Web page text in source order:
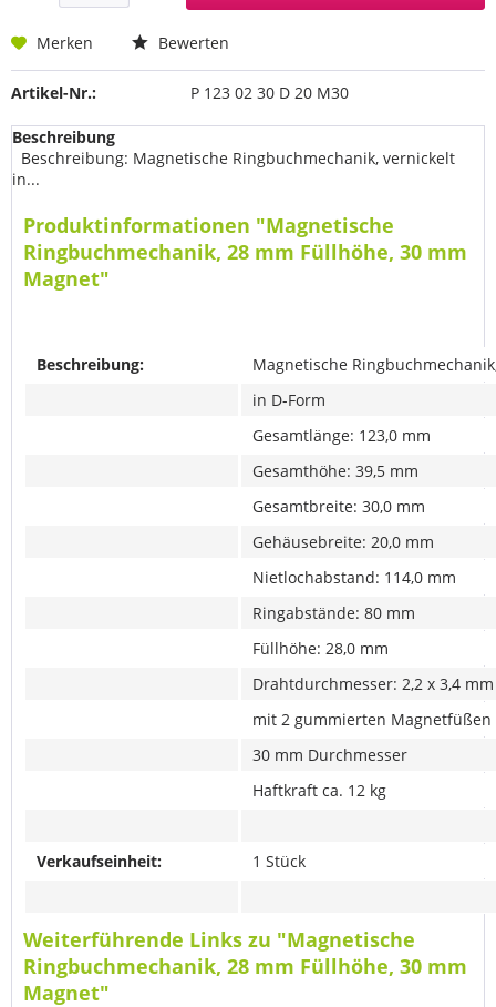
Merken Bewerten
Artikel-Nr.: P 123 02 30 D 20 M30
Beschreibung
Beschreibung: Magnetische Ringbuchmechanik, vernickelt
in...
Produktinformationen "Magnetische
Ringbuchmechanik, 28 mm Füllhöhe, 30 mm
Magnet"
Beschreibung:
Magnetische
in D-Form
Gesamtlänge: 123,0 mm
Gesamthöhe: 39,5 mm
Gesamtbreite: 30,0 mm
Gehäusebreite: 20,0 mm
Nietlochabstand: 114,0 mm
Ringabstände: 80 mm
Füllhöhe: 28,0 mm
Drahtdurchmesser: 2,2 x 3,4 mm
mit 2 gummierten Magnetfüßen
30 mm Durchmesser
Haftkraft ca. 12 kg
Verkaufseinheit: 1 Stück
Weiterführende Links zu "Magnetische
Ringbuchmechanik, 28 mm Füllhöhe, 30 mm
Magnet"